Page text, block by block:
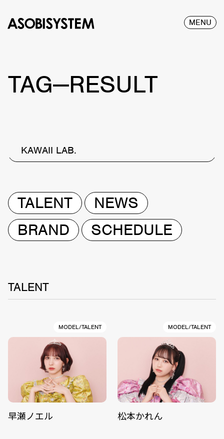
MENU
TAG—RESULT
KAWAII LAB.
TALENT
NEWS
BRAND
SCHEDULE
TALENT
MODEL/TALENT
早瀬ノエル
MODEL/TALENT
松本かれん